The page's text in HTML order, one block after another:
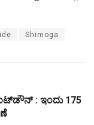
Shimoga
: ಇಂದು 175